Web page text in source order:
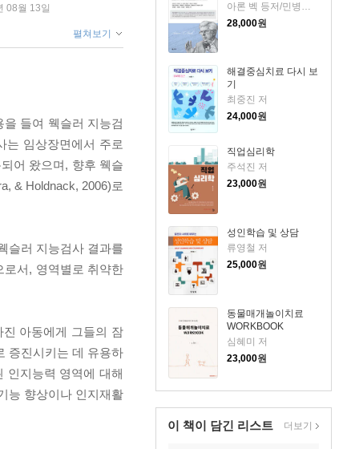
아론 벡 등저/민병배 등역
28,000원
해결중심치료 다시 보
기
최중진 저
24,000원
직업심리학
주석진 저
23,000원
성인학습 및 상담
류영철 저
25,000원
동물매개놀이치료
WORKBOOK
심혜미 저
23,000원
이 책이 담긴 리스트 더보기
08월 13일
펼쳐보기
들여 웩슬러 지능검
는 임상장면에서 주로
어 왔으며, 향후 웩슬
& Holdnack, 2006)로
슬러 지능검사 결과를
서, 영역별로 취약한
아동에게 그들의 잠
증진시키는 데 유용하
인지능력 영역에 대해
능 향상이나 인지재활